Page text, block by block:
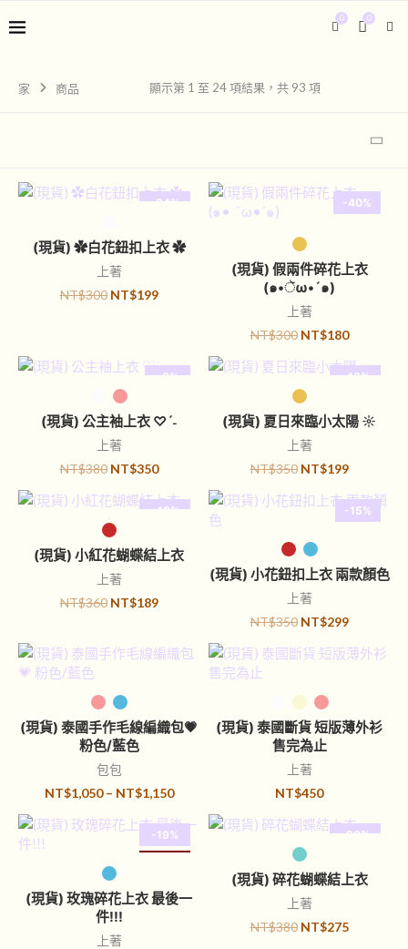
0
0
家 商品 顯示第 1 至 24 項結果，共 93 項
-34%
(現貨) ✿白花鈕扣上衣 ✿
上著
NT$300 NT$199
-40%
選擇規格
(現貨) 假兩件碎花上衣
(๑•ૅω•´๑)
上著
NT$300 NT$180
-8%
選擇規格
(現貨) 公主袖上衣 ♡ˊ˗
上著
NT$380 NT$350
-43%
選擇規格
(現貨) 夏日來臨小太陽 ☼
上著
NT$350 NT$199
-48%
選擇規格
(現貨) 小紅花蝴蝶結上衣
上著
NT$360 NT$189
-15%
選擇規格
(現貨) 小花鈕扣上衣 兩款顏色
上著
NT$350 NT$299
選擇規格
(現貨) 泰國手作毛線編織包💗
粉色/藍色
包包
NT$1,050 – NT$1,150
選擇規格
(現貨) 泰國斷貨 短版薄外衫
售完為止
上著
NT$450
-19%
選擇規格
(現貨) 玫瑰碎花上衣 最後一
件!!!
上著
-28%
選擇規格
(現貨) 碎花蝴蝶結上衣
上著
NT$380 NT$275